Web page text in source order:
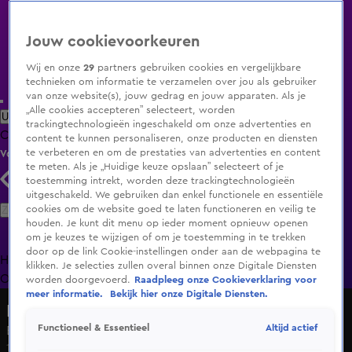
Uitzending Gemist Populaire programma's Zenders Genres
ClipsFilmsRadioSmart TV inlogShop
Volg KIJK
Zoeken
HomeUitzending Gemist Programma's De Bondgenoten
OranjezomerLivestreamsShop
BN'ers aan de slag met choreograaf
11 nov 2021, 20:30
Jouw cookievoorkeuren
Wij en onze29 partners gebruiken cookies en vergelijkbare
technieken om informatie te verzamelen over jou als gebruiker
van onze website(s), jouw gedrag en jouw apparaten. Als je
„Alle cookies accepteren” selecteert, worden
trackingtechnologieën ingeschakeld om onze advertenties en
content te kunnen personaliseren, onze producten en diensten
te verbeteren en om de prestaties van advertenties en content
te meten. Als je „Huidige keuze opslaan” selecteert of je
toestemming intrekt, worden deze trackingtechnologieën
uitgeschakeld. We gebruiken dan enkel functionele en essentiële
cookies om de website goed te laten functioneren en veilig te
houden. Je kunt dit menu op ieder moment opnieuw openen
om je keuzes te wijzigen of om je toestemming in te trekken
door op de link Cookie-instellingen onder aan de webpagina te
klikken. Je selecties zullen overal binnen onze Digitale Diensten
worden doorgevoerd.
Raadpleeg onze Cookieverklaring voor
meer informatie.
Bekijk hier onze Digitale Diensten.
Functioneel & Essentieel Altijd actief